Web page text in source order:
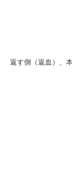
返す側（返血）、